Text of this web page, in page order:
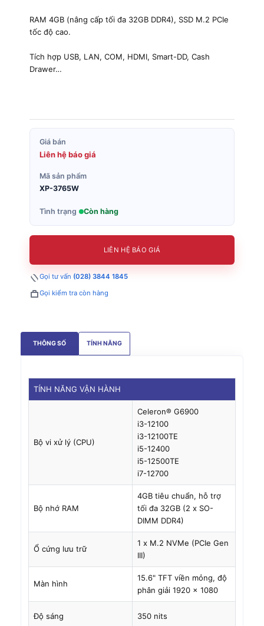
RAM 4GB (nâng cấp tối đa 32GB DDR4), SSD M.2 PCIe
tốc độ cao.
Tích hợp USB, LAN, COM, HDMI, Smart-DD, Cash
Drawer…
Giá bán
Liên hệ báo giá
Mã sản phẩm
XP-3765W
Tình trạng Còn hàng
LIÊN HỆ BÁO GIÁ
Gọi tư vấn (028) 3844 1845
Gọi kiểm tra còn hàng
THÔNG SỐ TÍNH NĂNG
TÍNH NĂNG VẬN HÀNH
Bộ vi xử lý (CPU)
Celeron® G6900
i3-12100
i3-12100TE
i5-12400
i5-12500TE
i7-12700
Bộ nhớ RAM
4GB tiêu chuẩn, hỗ trợ
tối đa 32GB (2 x SO-
DIMM DDR4)
Ổ cứng lưu trữ
1 x M.2 NVMe (PCIe Gen
III)
Màn hình
15.6" TFT viền mỏng, độ
phân giải 1920 x 1080
Độ sáng 350 nits